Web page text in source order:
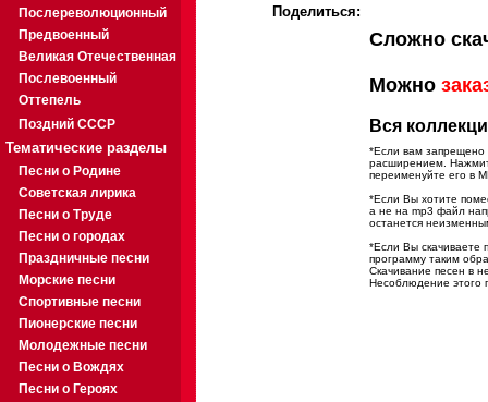
Послереволюционный
Предвоенный
Великая Отечественная
Послевоенный
Оттепель
Поздний СССР
Тематические разделы
Песни о Родине
Советская лирика
Песни о Труде
Песни о городах
Праздничные песни
Морские песни
Спортивные песни
Пионерские песни
Молодежные песни
Песни о Вождях
Песни о Героях
Поделиться:
Сложно
Можно
Вся
*Если вам запрещено
расширением.
переименуйте его в
*Если Вы хотите
а не на mp3 файл
останется
*Если Вы скачиваете
программу таким
Скачивание песен в
Несоблюдение этого